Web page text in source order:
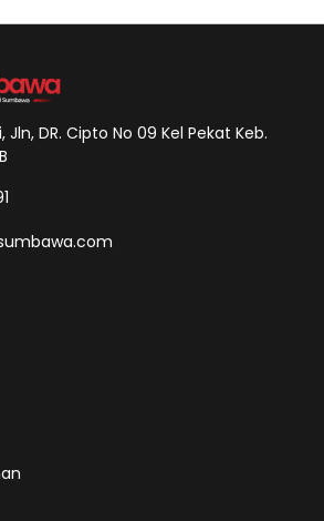
Jln, DR. Cipto No 09 Kel Pekat Keb.